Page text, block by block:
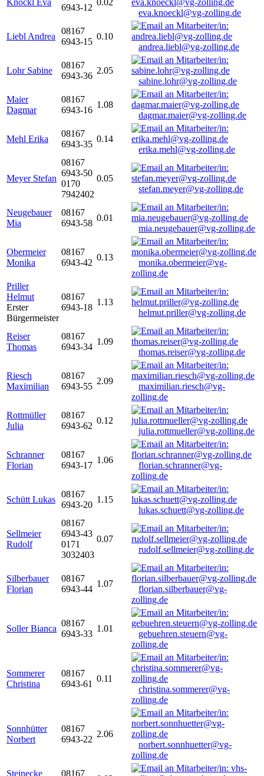
Knöckl Eva
6943-12
0.02
eva.knoeckl@vg-zolling.de
Liebl Andrea
08167
6943-15
0.10
andrea.liebl@vg-zolling.de
Lohr Sabine
08167
6943-36
2.05
sabine.lohr@vg-zolling.de
Maier
Dagmar
08167
6943-16
1.08
dagmar.maier@vg-zolling.de
Mehl Erika
08167
6943-35
0.14
erika.mehl@vg-zolling.de
Meyer Stefan
08167
6943-50
0170
7942402
0.05
stefan.meyer@vg-zolling.de
Neugebauer
Mia
08167
6943-58
0.01
mia.neugebauer@vg-zolling.de
Obermeier
Monika
08167
6943-42
0.13
monika.obermeier@vg-
zolling.de
Priller
Helmut
Erster
Bürgermeister
08167
6943-18
1.13
helmut.priller@vg-zolling.de
Reiser
Thomas
08167
6943-34
1.09
thomas.reiser@vg-zolling.de
Riesch
Maximilian
08167
6943-55
2.09
maximilian.riesch@vg-
zolling.de
Rottmüller
Julia
08167
6943-62
0.12
julia.rottmueller@vg-zolling.de
Schranner
Florian
08167
6943-17
1.06
florian.schranner@vg-
zolling.de
Schütt Lukas
08167
6943-20
1.15
lukas.schuett@vg-zolling.de
Sellmeier
Rudolf
08167
6943-43
0171
3032403
0.07
rudolf.sellmeier@vg-zolling.de
Silberbauer
Florian
08167
6943-44
1.07
florian.silberbauer@vg-
zolling.de
Soller Bianca
08167
6943-33
1.01
gebuehren.steuern@vg-
zolling.de
Sommerer
Christina
08167
6943-61
0.11
christina.sommerer@vg-
zolling.de
Sonnhütter
Norbert
08167
6943-22
2.06
norbert.sonnhuetter@vg-
zolling.de
Steinecke
08167